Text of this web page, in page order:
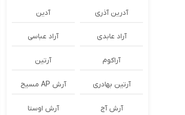
آدرین آذری آدین
آراد عابدی آراد عباسی
آراکوم آرتین
آرتین بهادری آرش AP مسیح
آرش آج آرش اوستا